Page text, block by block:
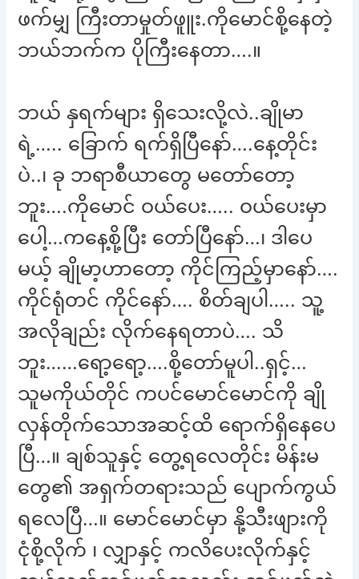
ဖက်မျှ ကြီးတာမှုတ်ဖူူး.ကိုမောင်စို့နေတဲ့
ဘယ်ဘက်က ပိုကြီးနေတာ….။
ဘယ် နှရက်များ ရှိသေးလို့လဲ..ချိုမာ
ရဲ့….. ခြောက် ရက်ရှိပြီနော်….နေ့တိုင်း
ပဲ..၊ ခု ဘရာစီယာတွေ မတော်တော့
ဘူး….ကိုမောင် ဝယ်ပေး….. ဝယ်ပေးမှာ
ပေါ့…ကနေ့စို့ပြီး တော်ပြီနော်…၊ ဒါပေ
မယ့် ချိုမာ့ဟာတော့ ကိုင်ကြည့်မှာနော်….
ကိုင်ရုံတင် ကိုင်နော်…. စိတ်ချပါ….. သူ့
အလိုချည်း လိုက်နေရတာပဲ…. သိ
ဘူး……ရော့ရော့….စို့တော်မူပါ..ရှင့်…
သူမကိုယ်တိုင် ကပင်မောင်မောင်ကို ချို
လှန်တိုက်သောအဆင့်ထိ ရောက်ရှိနေပေ
ပြီ…။ ချစ်သူနှင့် တွေ့ရလေတိုင်း မိန်းမ
တွေ၏ အရှက်တရားသည် ပျောက်ကွယ်
ရလေပြီ…။ မောင်မောင်မှာ နို့သီးဖျားကို
ငုံစို့လိုက် ၊ လျှာနှင့် ကလိပေးလိုက်နှင့်